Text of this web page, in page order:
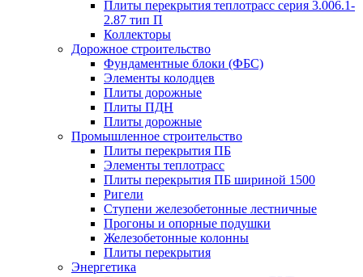
Плиты перекрытия теплотрасс серия 3.006.1-
2.87 тип П
Коллекторы
Дорожное строительство
Фундаментные блоки (ФБС)
Элементы колодцев
Плиты дорожные
Плиты ПДН
Плиты дорожные
Промышленное строительство
Плиты перекрытия ПБ
Элементы теплотрасс
Плиты перекрытия ПБ шириной 1500
Ригели
Ступени железобетонные лестничные
Прогоны и опорные подушки
Железобетонные колонны
Плиты перекрытия
Энергетика